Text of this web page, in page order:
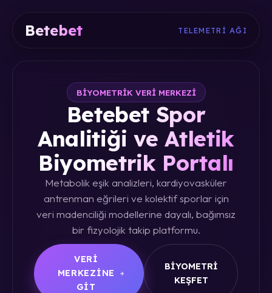
Betebet TELEMETRI AĞI
BIYOMETRIK VERI MERKEZI
Betebet Spor
Analitiği ve Atletik
Biyometrik Portalı
Metabolik eşik analizleri, kardiyovasküler
antrenman eğrileri ve kolektif sporlar için
veri madenciliği modellerine dayalı, bağımsız
bir fizyolojik takip platformu.
VERI
MERKEZINE
GIT
BIYOMETRI
KEŞFET